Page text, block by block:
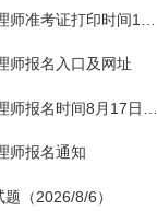
师报名入口及网址
师报名通知
（2026/8/6）